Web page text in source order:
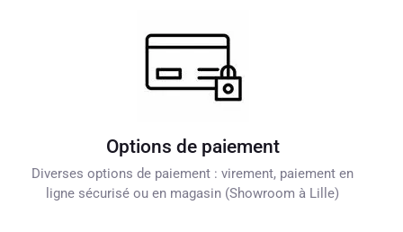
Options de paiement
Diverses options de paiement : virement, paiement en
ligne sécurisé ou en magasin (Showroom à Lille)